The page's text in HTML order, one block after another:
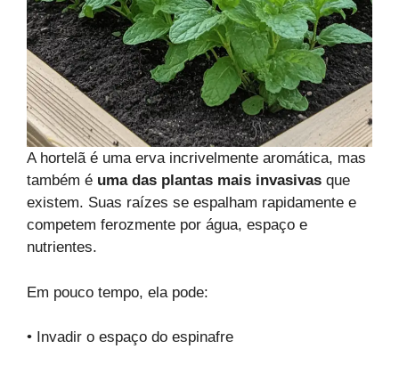
A hortelã é uma erva incrivelmente aromática, mas
também é uma das plantas mais invasivas que
existem. Suas raízes se espalham rapidamente e
competem ferozmente por água, espaço e
nutrientes.
Em pouco tempo, ela pode:
• Invadir o espaço do espinafre